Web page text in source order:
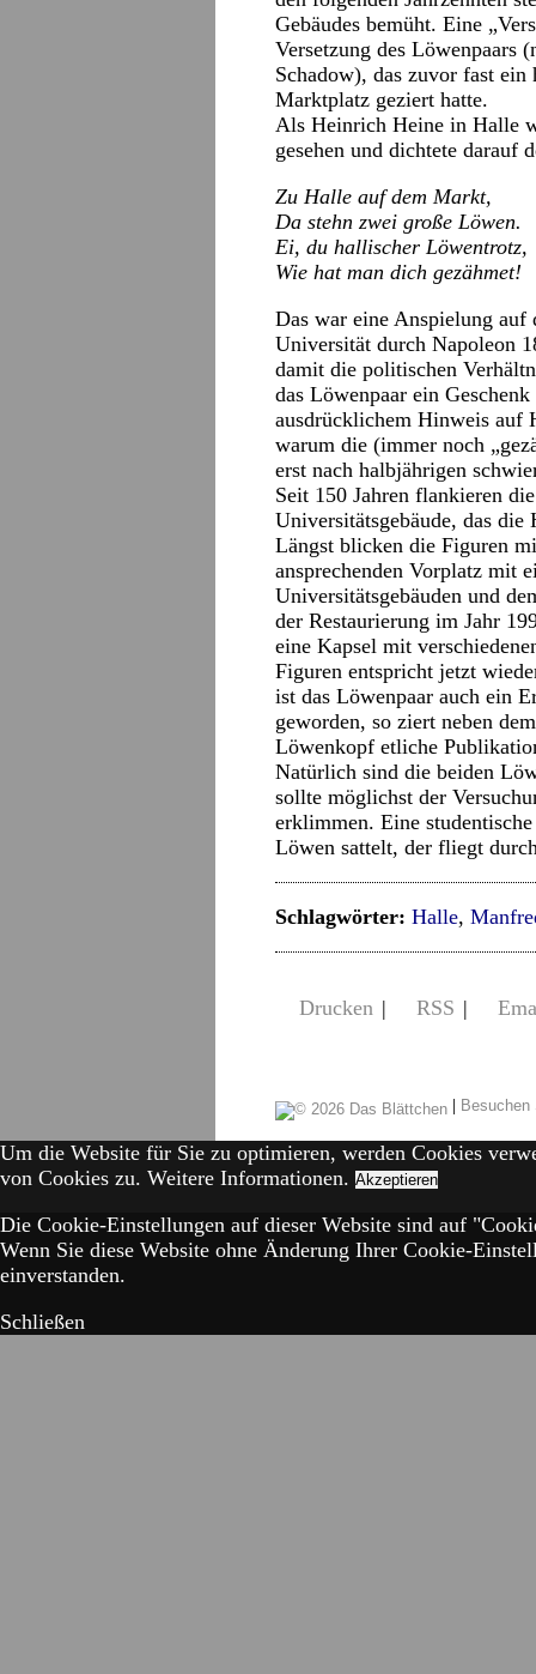
Gebäudes bemüht. Eine
Versetzung des Löwenpaars
Schadow), das zuvor fast ein
Marktplatz geziert hatte.
Als Heinrich Heine in Halle
gesehen und dichtete darauf
Zu Halle auf dem Markt,
Da stehn zwei große Löwen.
Ei, du hallischer Löwentrotz,
Wie hat man dich gezähmet!
Das war eine Anspielung
Universität durch Napoleon
damit die politischen
das Löwenpaar ein
ausdrücklichem Hinweis auf
warum die (immer noch
erst nach halbjährigen
Seit 150 Jahren flankieren
Universitätsgebäude, das die
Längst blicken die Figuren
ansprechenden Vorplatz mit
Universitätsgebäuden und
der Restaurierung im Jahr
eine Kapsel mit
Figuren entspricht jetzt
ist das Löwenpaar auch ein
geworden, so ziert neben
Löwenkopf etliche
Natürlich sind die beiden
sollte möglichst der
erklimmen. Eine
Löwen sattelt, der fliegt
Schlagwörter: Halle,
Drucken | RSS |
|
Um die Website für Sie zu optimieren, werden Cookies
von Cookies zu. Weitere Informationen. Akzeptieren
Die Cookie-Einstellungen auf dieser Website sind auf
Wenn Sie diese Website ohne Änderung Ihrer Cookie-
einverstanden.
Schließen